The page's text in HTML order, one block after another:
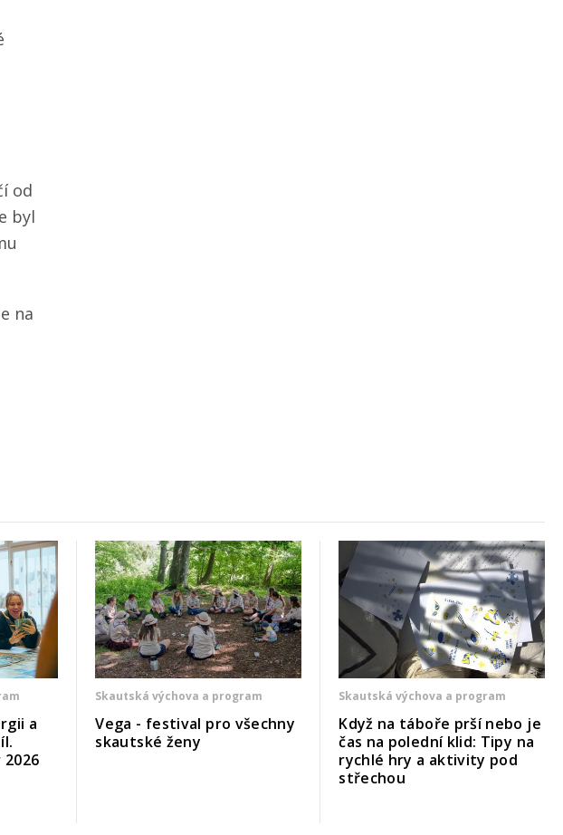
od
byl
na
a
Skautská výchova a program
Vega - festival pro všechny
skautské ženy
Skautská výchova a program
Když na táboře prší nebo je
čas na polední klid: Tipy na
rychlé hry a aktivity pod
střechou